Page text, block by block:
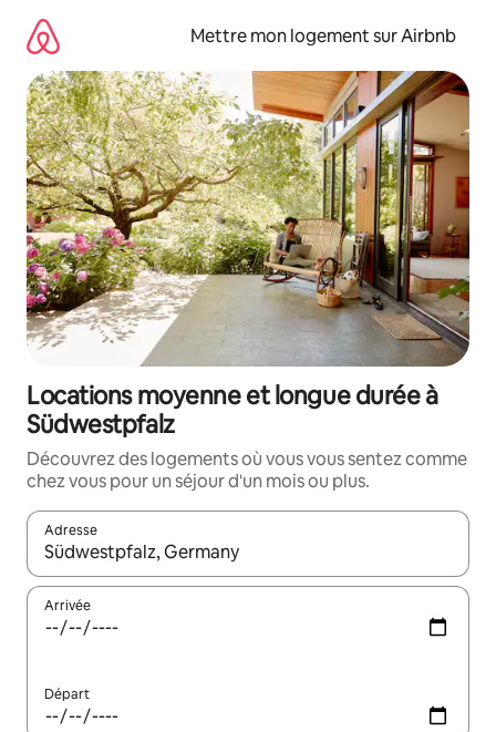
directement
contenu
Mettre mon logement sur Airbnb
Locations moyenne et longue durée à
Südwestpfalz
Découvrez des logements où vous vous sentez comme
chez vous pour un séjour d'un mois ou plus.
Adresse
Lorsque les résultats s'affichent, utilisez les flèches vers le
Arrivée
Départ